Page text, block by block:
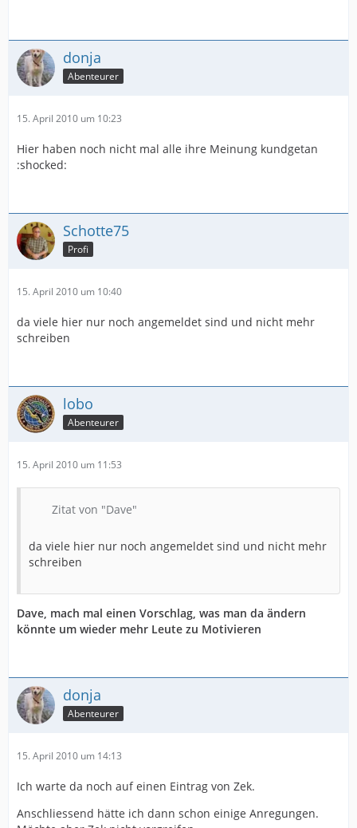
donja
Abenteurer
15. April 2010 um 10:23
Hier haben noch nicht mal alle ihre Meinung kundgetan
:shocked:
Schotte75
Profi
15. April 2010 um 10:40
da viele hier nur noch angemeldet sind und nicht mehr
schreiben
lobo
Abenteurer
15. April 2010 um 11:53
Zitat von "Dave"
da viele hier nur noch angemeldet sind und nicht mehr
schreiben
Dave, mach mal einen Vorschlag, was man da ändern
könnte um wieder mehr Leute zu Motivieren
donja
Abenteurer
15. April 2010 um 14:13
Ich warte da noch auf einen Eintrag von Zek.
Anschliessend hätte ich dann schon einige Anregungen.